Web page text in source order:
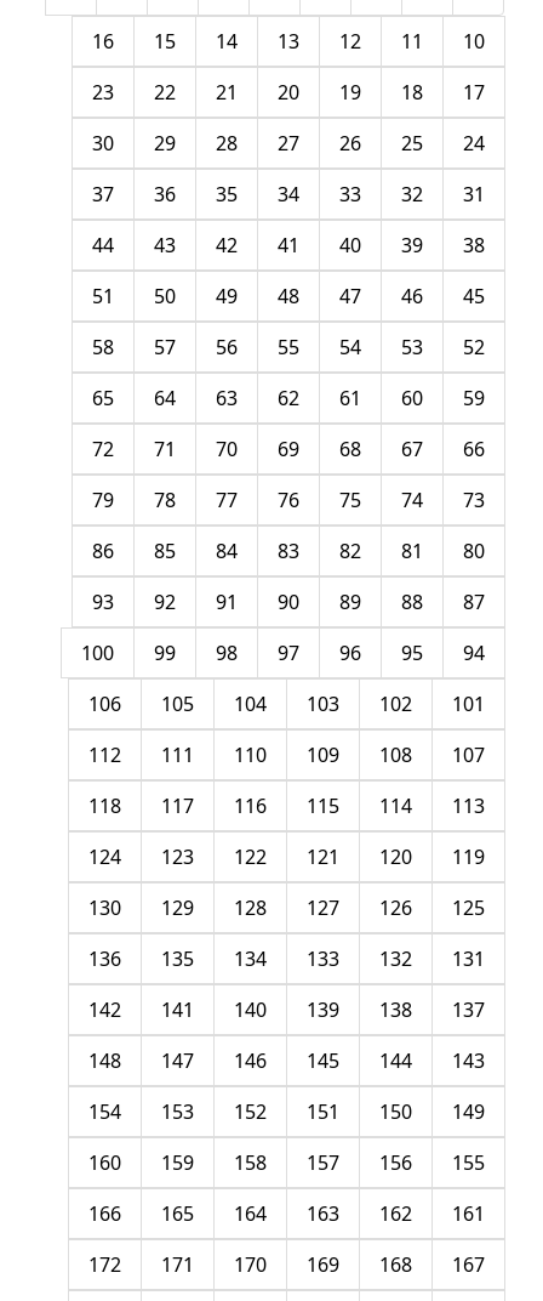
10
11
12
13
14
15
16
17
18
19
20
21
22
23
24
25
26
27
28
29
30
31
32
33
34
35
36
37
38
39
40
41
42
43
44
45
46
47
48
49
50
51
52
53
54
55
56
57
58
59
60
61
62
63
64
65
66
67
68
69
70
71
72
73
74
75
76
77
78
79
80
81
82
83
84
85
86
87
88
89
90
91
92
93
94
95
96
97
98
99
100
101
102
103
104
105
106
107
108
109
110
111
112
113
114
115
116
117
118
119
120
121
122
123
124
125
126
127
128
129
130
131
132
133
134
135
136
137
138
139
140
141
142
143
144
145
146
147
148
149
150
151
152
153
154
155
156
157
158
159
160
161
162
163
164
165
166
167
168
169
170
171
172